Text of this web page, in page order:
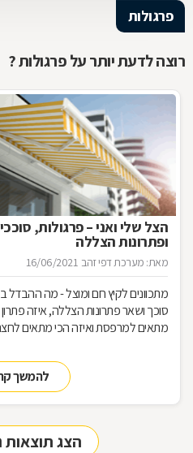
פרגולות
רוצה לדעת יותר על פרגולות ?
הצל שלי ואני – פרגולות,
ופתרונות הצללה
מאת: מערכת דפי זהב 16/06/2021
מתכוונים לקיץ חם ומוצל - מה ההבדל
סוכך ושאר פתרונות הצללה, איזה
מתאים למרפסת ואיזה הכי מתאים
להמשך
הצג תוצאות